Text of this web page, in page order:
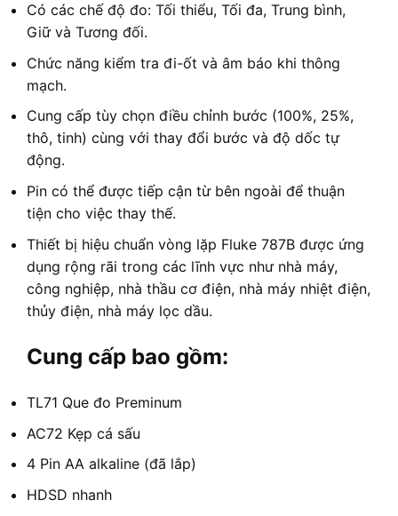
Có các chế độ đo: Tối thiểu, Tối đa, Trung bình,
Giữ và Tương đối.
Chức năng kiểm tra đi-ốt và âm báo khi thông
mạch.
Cung cấp tùy chọn điều chỉnh bước (100%, 25%,
thô, tinh) cùng với thay đổi bước và độ dốc tự
động.
Pin có thể được tiếp cận từ bên ngoài để thuận
tiện cho việc thay thế.
Thiết bị hiệu chuẩn vòng lặp Fluke 787B được ứng
dụng rộng rãi trong các lĩnh vực như nhà máy,
công nghiệp, nhà thầu cơ điện, nhà máy nhiệt điện,
thủy điện, nhà máy lọc dầu.
Cung cấp bao gồm:
TL71 Que đo Preminum
AC72 Kẹp cá sấu
4 Pin AA alkaline (đã lắp)
HDSD nhanh